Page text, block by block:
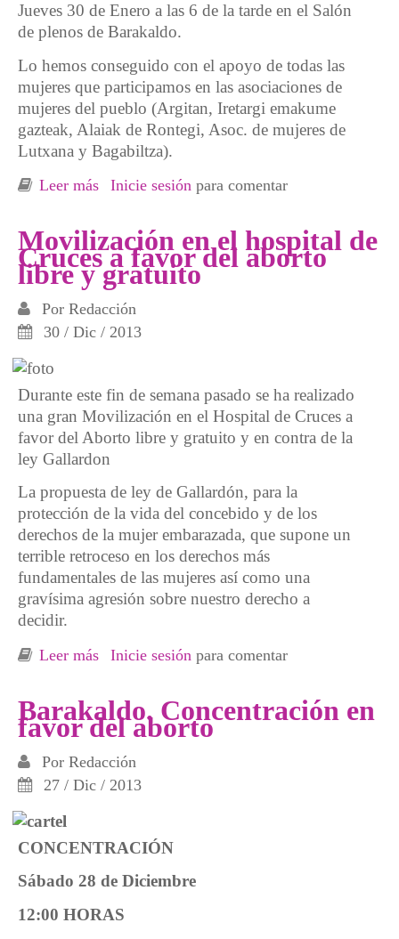
Jueves 30 de Enero a las 6 de la tarde en el Salón
de plenos de Barakaldo.
Lo hemos conseguido con el apoyo de todas las
mujeres que participamos en las asociaciones de
mujeres del pueblo (Argitan, Iretargi emakume
gazteak, Alaiak de Rontegi, Asoc. de mujeres de
Lutxana y Bagabiltza).
Leer más sobre Moción por el derecho al aborto en el
Inicie sesión para comentar
Movilización en el hospital de
Cruces a favor del aborto
libre y gratuito
Por Redacción
30 / Dic / 2013
Durante este fin de semana pasado se ha realizado
una gran Movilización en el Hospital de Cruces a
favor del Aborto libre y gratuito y en contra de la
ley Gallardon
La propuesta de ley de Gallardón, para la
protección de la vida del concebido y de los
derechos de la mujer embarazada, que supone un
terrible retroceso en los derechos más
fundamentales de las mujeres así como una
gravísima agresión sobre nuestro derecho a
decidir.
Leer más sobre Movilización en el hospital de Cruces a
Inicie sesión para comentar
Barakaldo. Concentración en
favor del aborto
Por Redacción
27 / Dic / 2013
CONCENTRACIÓN
Sábado 28 de Diciembre
12:00 HORAS